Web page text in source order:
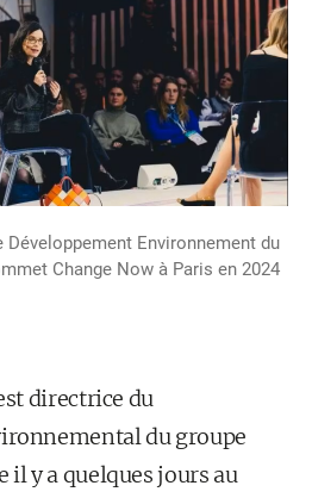
Développement Environnement du
Change Now à Paris en 2024
directrice du
du groupe
il y a quelques jours au